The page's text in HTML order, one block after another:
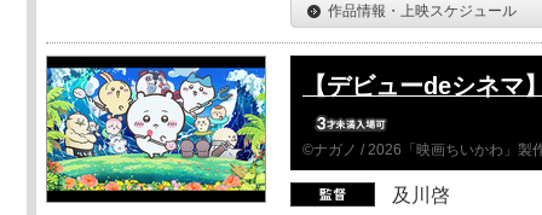
作品情報・上映スケジュール
【デビューdeシネマ
©ナガノ / 2026「映画ちいかわ」製
及川啓